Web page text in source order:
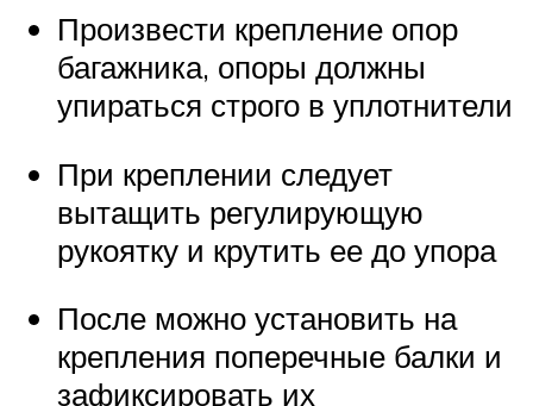
Произвести крепление опор
багажника, опоры должны
упираться строго в уплотнители
При креплении следует
вытащить регулирующую
рукоятку и крутить ее до упора
После можно установить на
крепления поперечные балки и
зафиксировать их